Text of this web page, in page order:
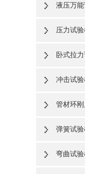
液压万
压力试验
卧式拉
冲击试验
管材环
弹簧试验
弯曲试验